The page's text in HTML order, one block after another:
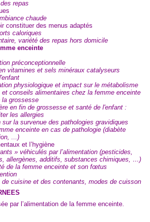
repas
chaude
constituer des menus adaptés
caloriques
variété des repas hors domicile
enceinte
préconceptionnelle
vitamines et sels minéraux catalyseurs
physiologique et impact sur le métabolisme
conseils alimentaires chez la femme enceinte
la grossesse
en fin de grossesse et santé de l'enfant :
les allergies
la survenue des pathologies gravidiques
enceinte en cas de pathologie (diabète
...)
et l’hygiène
» véhiculés par l’alimentation (pesticides,
allergènes, additifs, substances chimiques, …)
de la femme enceinte et son fœtus
cuisine et des contenants, modes de cuisson
par l’alimentation de la femme enceinte.